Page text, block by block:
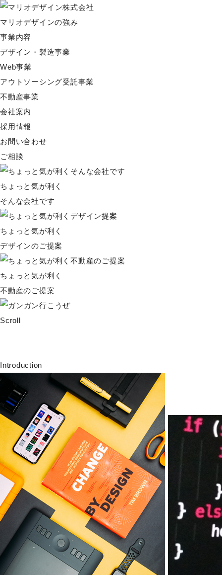
マリオデザインの強み
事業内容
デザイン・製造事業
Web事業
アウトソーシング受託事業
不動産事業
会社案内
採用情報
お問い合わせ
ご相談
ちょっと気が利く
そんな会社です
ちょっと気が利く
デザインのご提案
ちょっと気が利く
不動産のご提案
Scroll
Introduction